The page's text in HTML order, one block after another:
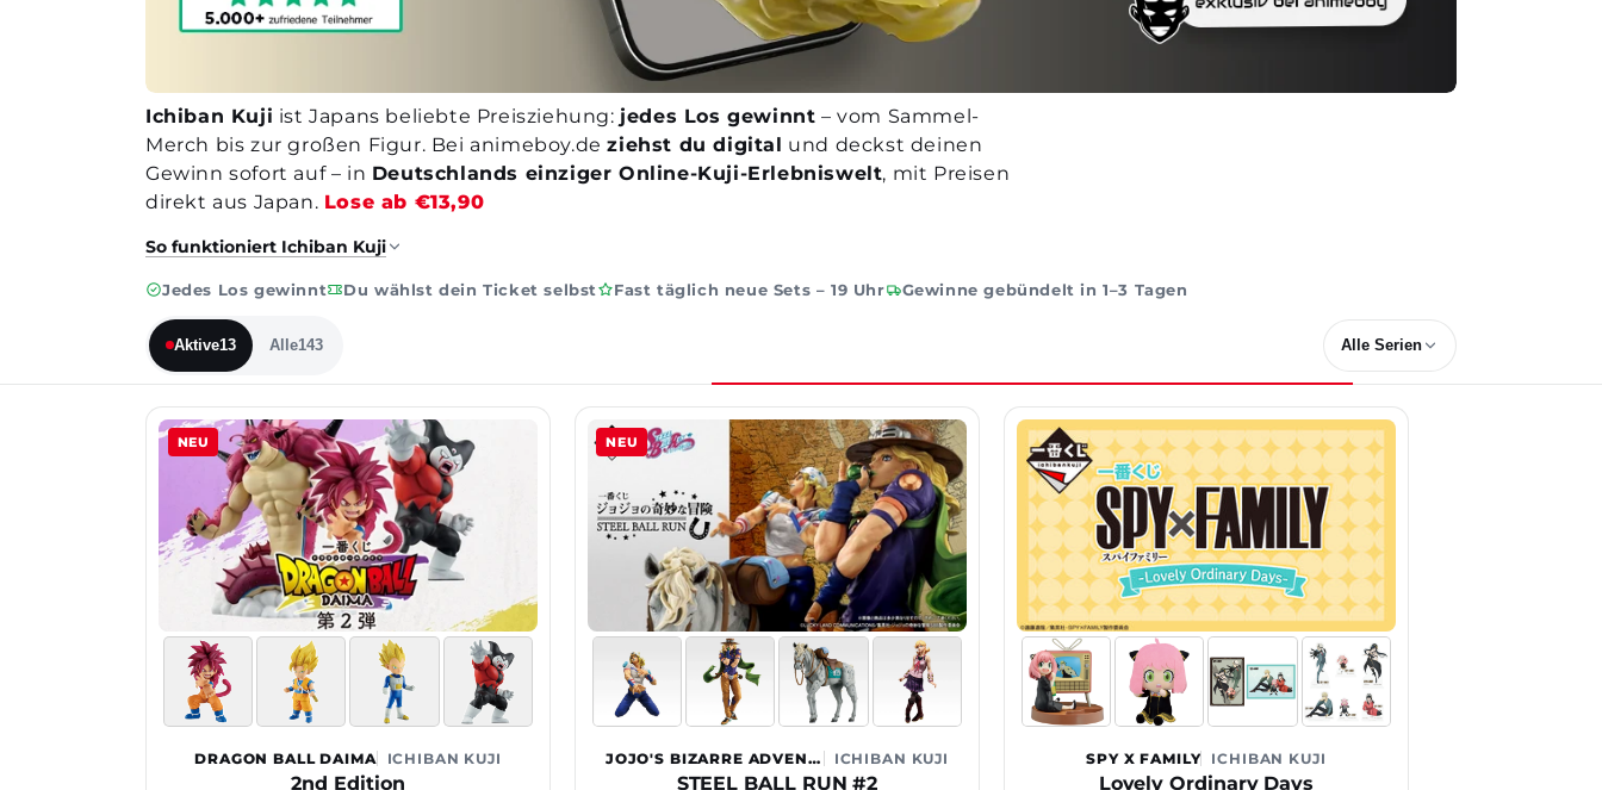
Ichiban Kuji ist Japans beliebte Preisziehung: jedes Los gewinnt – vom Sammel-
Merch bis zur großen Figur. Bei animeboy.deziehst du digital und deckst deinen
Gewinn sofort auf – in Deutschlands einziger Online-Kuji-Erlebniswelt, mit Preisen
direkt aus Japan. Lose ab €13,90
So funktioniert Ichiban Kuji
Jedes Los gewinnt Du wählst dein Ticket selbst Fast täglich neue Sets – 19 Uhr Gewinne gebündelt in 1–3 Tagen
Aktive13 Alle143
Serie
filtern
Alle Serien
NEU
DRAGON BALL DAIMA ICHIBAN KUJI
2nd Edition
NEU
JOJO'S BIZARRE ADVENTURE ICHIBAN KUJI
STEEL BALL RUN #2
SPY X FAMILY ICHIBAN KUJI
Lovely Ordinary Days